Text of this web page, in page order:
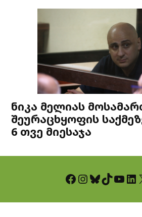
ნიკა მელიას
შეურაცხყოფის
6 თვე მიესაჯა
Facebook InstagramBluesky TikTok YouTube LinkedIn